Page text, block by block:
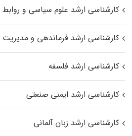
کارشناسی ارشد علوم سیاسی و روابط
کارشناسی ارشد فرماندهی و مدیریت
کارشناسی ارشد فلسفه
کارشناسی ارشد ایمنی صنعتی
کارشناسی ارشد زبان آلمانی